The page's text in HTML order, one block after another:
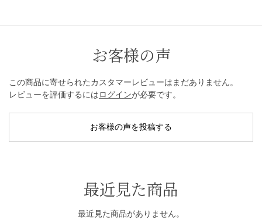
お客様の声
この商品に寄せられたカスタマーレビューはまだありません。
レビューを評価するにはログインが必要です。
お客様の声を投稿する
最近見た商品
最近見た商品がありません。